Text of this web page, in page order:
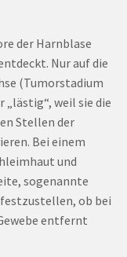
der Harnblase
Nur auf die
(Tumorstadium
weil sie die
Stellen der
Bei einem
und
sogenannte
festzustellen, ob bei
entfernt